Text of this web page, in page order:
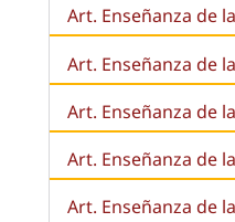
Art. Enseñanza de
Art. Enseñanza de la
Art. Enseñanza de
Art. Enseñanza de
Art. Enseñanza de